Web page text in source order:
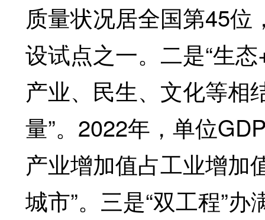
质量状况居全国第45
设试点之一。二是“生
产业、民生、文化等相
量”。2022年，单位
产业增加值占工业增加
城市”。三是“双工程”